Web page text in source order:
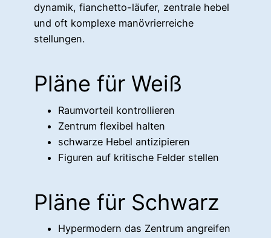
dynamik, fianchetto-läufer, zentrale hebel
und oft komplexe manövrierreiche
stellungen.
Pläne für Weiß
Raumvorteil kontrollieren
Zentrum flexibel halten
schwarze Hebel antizipieren
Figuren auf kritische Felder stellen
Pläne für Schwarz
Hypermodern das Zentrum angreifen